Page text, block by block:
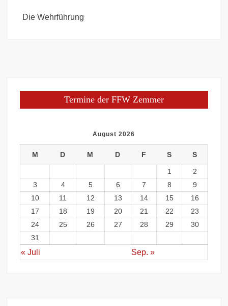
Die Wehrführung
Termine der FFW Zemmer
August 2026
M D M D F S S
1
2
3
4 5 6 7 8
9
10
11 12 13 14 15
16
17
18 19 20 21 22
23
24
25 26 27 28 29
30
31
« Juli Sep. »